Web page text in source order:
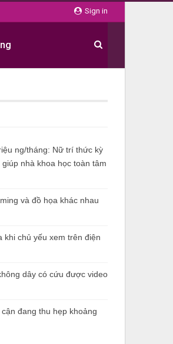
Sign in
ng/tháng: Nữ trí thức kỳ
nhà khoa học toàn tâm
và đồ họa khác nhau
khi chủ yếu xem trên điện
dây có cứu được video
đang thu hẹp khoảng